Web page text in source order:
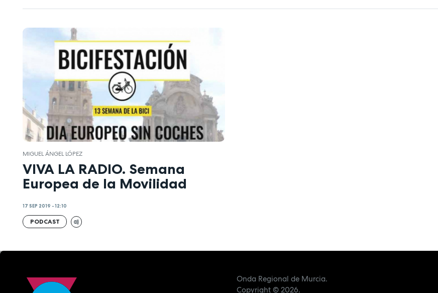
MIGUEL ÁNGEL LÓPEZ
VIVA LA RADIO. Semana
Europea de la Movilidad
17 SEP 2019 - 12:10
PODCAST
Onda Regional de Murcia.
Copyright© 2026.